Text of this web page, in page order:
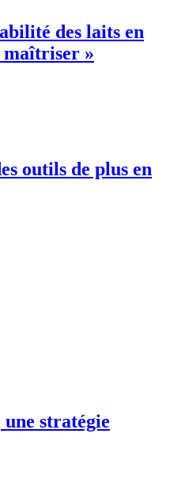
des laits en
»
outils de plus en
stratégie